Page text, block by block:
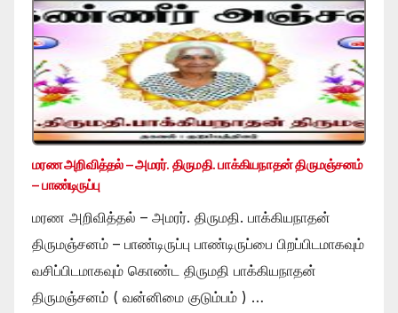
மரண அறிவித்தல் – அமரர். திருமதி. பாக்கியநாதன் திருமஞ்சனம்
– பாண்டிருப்பு
மரண அறிவித்தல் – அமரர். திருமதி. பாக்கியநாதன்
திருமஞ்சனம் – பாண்டிருப்பு பாண்டிருப்பை பிறப்பிடமாகவும்
வசிப்பிடமாகவும் கொண்ட திருமதி பாக்கியநாதன்
திருமஞ்சனம் ( வன்னிமை குடும்பம் ) …